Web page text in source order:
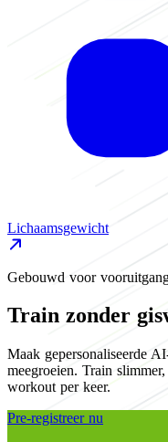
Lichaamsgewicht
Gebouwd voor
Train zonder
Maak gepersonaliseerde
meegroeien. Train
workout per keer.
Pre-registreer nu